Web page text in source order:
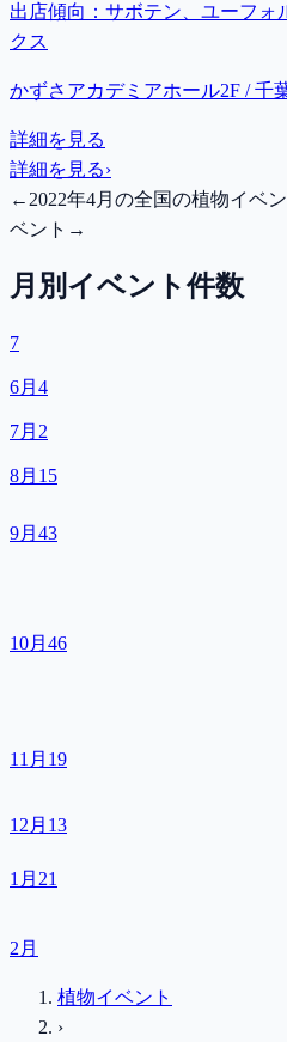
出店傾向： サボテン、ユーフォ
クス
かずさアカデミアホール2F / 千
詳細を見る
詳細を見る›
← 2022年4月の全国の植物イベン
ベント →
月別イベント件数
7
6月 4
7月 2
8月 15
9月 43
10月 46
11月 19
12月 13
1月 21
2月
植物イベント
›